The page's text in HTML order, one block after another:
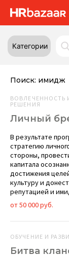
Категории
Поиск: имидж
ВОВЛЕЧЕННОСТЬ
РЕШЕНИЯ
Личный
В результате
стратегию
стороны,
капитала
достижения
культуру и
репутацией и
от 50 000 руб.
ОБУЧЕНИЕ И
Битва